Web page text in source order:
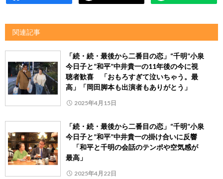
関連記事
「続・続・最後から二番目の恋」“千明”小泉
今日子と”和平”中井貴一の11年後の今に視
聴者歓喜 「おもろすぎて泣いちゃう。最
高」「岡田脚本も出演者もありがとう」
2025年4月15日
「続・続・最後から二番目の恋」“千明”小泉
今日子と”和平”中井貴一の掛け合いに反響
「和平と千明の会話のテンポや空気感が
最高」
2025年4月22日